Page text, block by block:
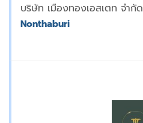
บริษัท เมืองทองเอสเตท จำกัด
Nonthaburi